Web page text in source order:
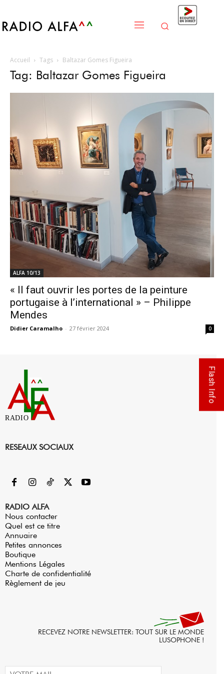
Accueil Tags Baltazar Gomes Figueira
Tag: Baltazar Gomes Figueira
ALFA 10/13
« Il faut ouvrir les portes de la peinture
portugaise à l’international » – Philippe
Mendes
Didier Caramalho - 27 février 2024 0
RADIO
RESEAUX SOCIAUX
RADIO ALFA
Nous contacter
Quel est ce titre
Annuaire
Petites annonces
Boutique
Mentions Légales
Charte de confidentialité
Règlement de jeu
RECEVEZ NOTRE NEWSLETTER: TOUT SUR LE MONDE
LUSOPHONE !
Flash Info